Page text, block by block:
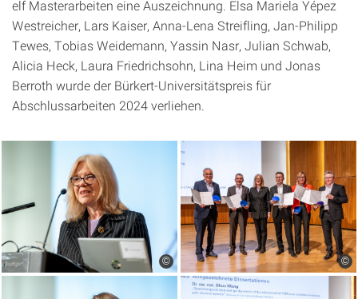
elf Masterarbeiten eine Auszeichnung. Elsa Mariela Yépez
Westreicher, Lars Kaiser, Anna-Lena Streifling, Jan-Philipp
Tewes, Tobias Weidemann, Yassin Nasr, Julian Schwab,
Alicia Heck, Laura Friedrichsohn, Lina Heim und Jonas
Berroth wurde der Bürkert-Universitätspreis für
Abschlussarbeiten 2024 verliehen.
© ©